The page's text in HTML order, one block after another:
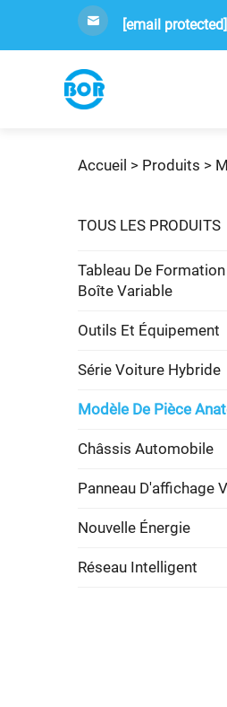
[email protected]
Accueil > Produits >
TOUS LES PRODUITS
Tableau De
Boîte Variable
Outils Et Équipement
Série Voiture Hybride
Modèle De Pièce
Châssis Automobile
Panneau D'affichage
Nouvelle Énergie
Réseau Intelligent